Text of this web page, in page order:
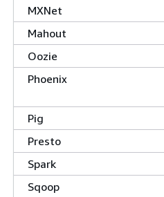
MXNet
Mahout
Oozie
Phoenix
Pig
Presto
Spark
Sqoop